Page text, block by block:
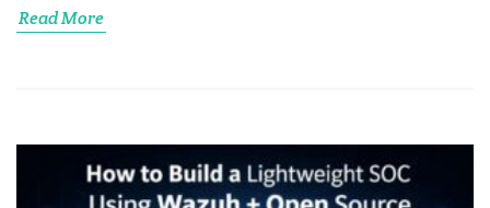
Read More